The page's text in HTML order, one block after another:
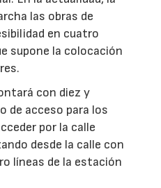
las obras de
en cuatro
supone la colocación
con diez y
de acceso para los
por la calle
desde la calle con
líneas de la estación